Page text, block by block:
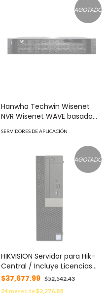
AGOTADO
Hanwha Techwin Wisenet
NVR Wisenet WAVE basada
en Windows / Montable en
Rack 2U / Incluye licencia
WAVE-PRO-04 / 470 Mbps
throughput / Incluye 96 TB
para almacenamiento MOD:
WRR-P-S202W1-96TB
SERVIDORES DE APLICACIÓN
AGOTADO
HIKVISION Servidor para Hik-
Central / Incluye Licencias
de 32 Camaras y Mas
Modulos / Intel® Core™ i3-
8100 / 64 Bits / Alto
$37,677.99 $52,542.43
24meses de$2,276.85